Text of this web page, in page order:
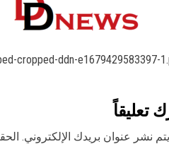
cropped-ddn-e1679429583397-
تعليقاً
نشر عنوان بريدك الإلكتروني.